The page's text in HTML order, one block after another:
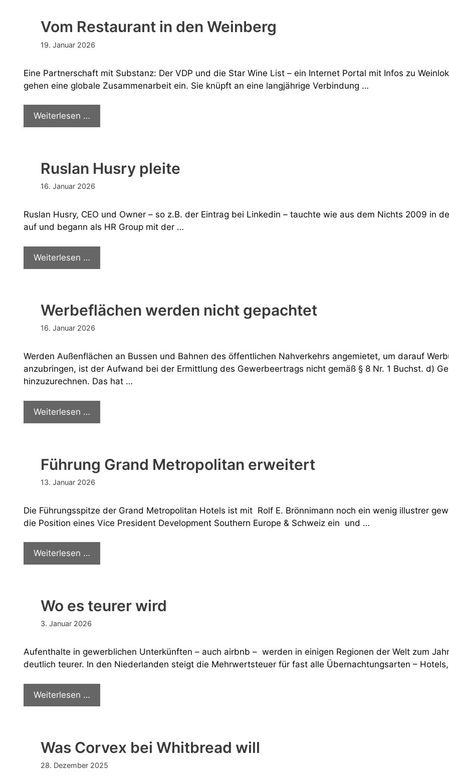
Vom Restaurant in den Weinberg
19. Januar 2026
Eine Partnerschaft mit Substanz: Der VDP und die Star Wine List – ein Internet Portal mit Infos zu
gehen eine globale Zusammenarbeit ein. Sie knüpft an eine langjährige Verbindung …
Weiterlesen …
Restaurant
Weinberg
Ruslan Husry pleite
16. Januar 2026
Ruslan Husry, CEO und Owner – so z.B. der Eintrag bei Linkedin – tauchte wie aus dem Nichts 2009 in
auf und begann als HR Group mit der …
Weiterlesen …
Husry
Werbeflächen werden nicht gepachtet
16. Januar 2026
Werden Außenflächen an Bussen und Bahnen des öffentlichen Nahverkehrs angemietet, um darauf
anzubringen, ist der Aufwand bei der Ermittlung des Gewerbeertrags nicht gemäß § 8 Nr. 1 Buchst. d)
hinzuzurechnen. Das hat …
Weiterlesen …
werden
Führung Grand Metropolitan erweitert
13. Januar 2026
Die Führungsspitze der Grand Metropolitan Hotels ist mit Rolf E. Brönnimann noch ein wenig illustrer
die Position eines Vice President Development Southern Europe & Schweiz ein und …
Weiterlesen …
Grand
Wo es teurer wird
3. Januar 2026
Aufenthalte in gewerblichen Unterkünften – auch airbnb – werden in einigen Regionen der Welt zum
deutlich teurer. In den Niederlanden steigt die Mehrwertsteuer für fast alle Übernachtungsarten –
Weiterlesen …
es
Was Corvex bei Whitbread will
28. Dezember 2025